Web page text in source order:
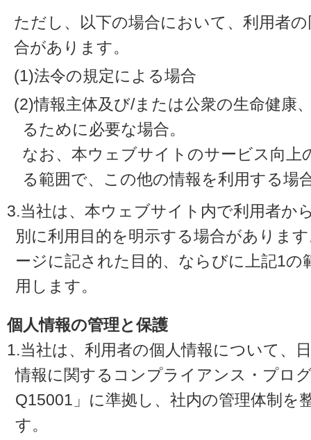
ただし、以下の場合において、利用者
合があります。
(1)法令の規定による場合
(2)情報主体及び/または公衆の生命健康
るために必要な場合。
なお、本ウェブサイトのサービス向上
る範囲で、この他の情報を利用する場
3.当社は、本ウェブサイト内で利用者か
別に利用目的を明示する場合がありま
ージに記された目的、ならびに上記1の
用します。
個人情報の管理と保護
1.当社は、利用者の個人情報について、
情報に関するコンプライアンス・プロ
Q15001」に準拠し、社内の管理体制を
す。